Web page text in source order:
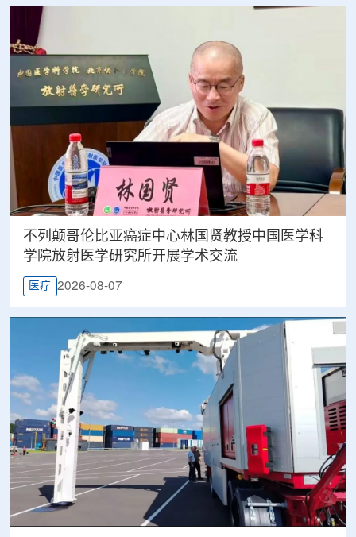
不列颠哥伦比亚癌症中心林国贤教授中国医学科
学院放射医学研究所开展学术交流
医疗 2026-08-07